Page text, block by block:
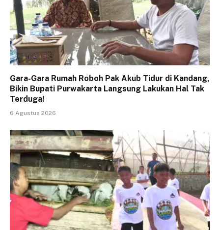
Gara-Gara Rumah Roboh Pak Akub Tidur di Kandang,
Bikin Bupati Purwakarta Langsung Lakukan Hal Tak
Terduga!
6 Agustus 2026